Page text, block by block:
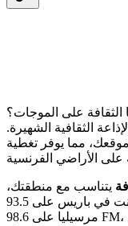
على الموجات؟
الثقافية الشهيرة.
مما يوفر تغطية
يتناسب مع منطقتك،
راجع دليلنا المفصل. سواء كنت في باريس على 93.5 FM أو في
مرسيليا على 98.6 FM، سنساعدك في ضبط جهاز الاستقبال الخاص